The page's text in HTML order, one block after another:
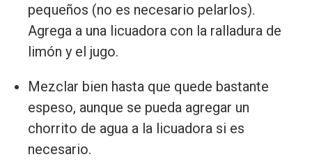
pequeños (no es necesario pelarlos).
Agrega a una licuadora con la ralladura de
limón y el jugo.
Mezclar bien hasta que quede bastante
espeso, aunque se pueda agregar un
chorrito de agua a la licuadora si es
necesario.